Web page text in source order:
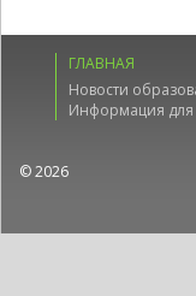
ГЛАВНАЯ
Новости
Информация для
© 2026